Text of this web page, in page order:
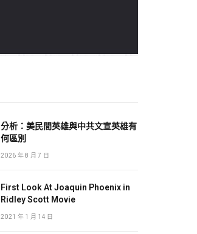
分析：美民間英雄與中共文宣英雄有
何區別
2026 年 8 月 7 日
First Look At Joaquin Phoenix in
Ridley Scott Movie
2021 年 1 月 14 日